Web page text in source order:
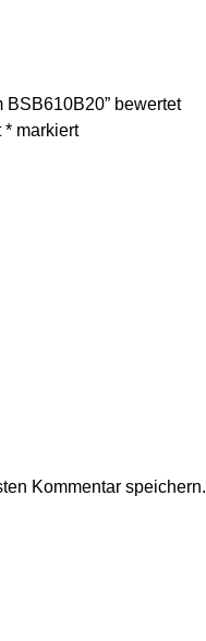
BSB610B20” bewertet
* markiert
Kommentar speichern.